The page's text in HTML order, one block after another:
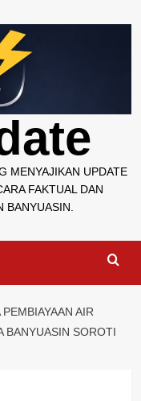
MENYAJIKAN UPDATE
FAKTUAL DAN
BANYUASIN.
PEMBIAYAAN AIR
BANYUASIN SOROTI